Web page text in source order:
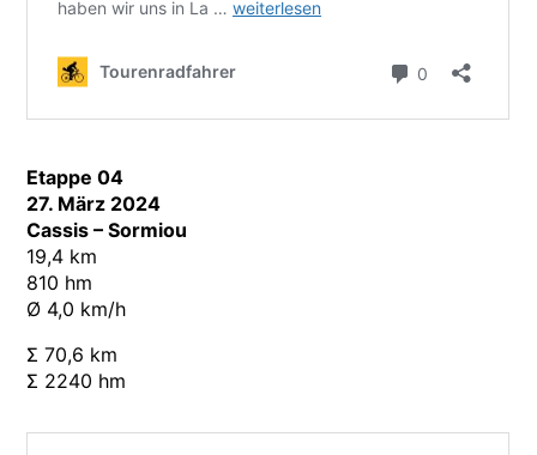
Etappe 04
27. März 2024
Cassis – Sormiou
19,4 km
810 hm
Ø 4,0 km/h
Σ 70,6 km
Σ 2240 hm